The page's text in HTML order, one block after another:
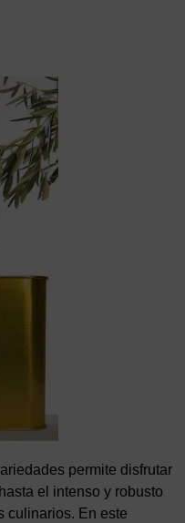
permite disfrutar
el intenso y robusto
culinarios. En este